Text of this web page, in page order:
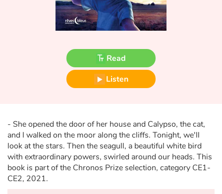
Princesses and princes, kings, queens and dragons
Ogres, monsters and witches
Heroines and Heroes
Ecology, nature, seasons
Travel, epic, investigation, adventure
Around the world
Learning
Read
Listen
- She opened the door of her house and Calypso, the cat,
and I walked on the moor along the cliffs. Tonight, we'll
look at the stars. Then the seagull, a beautiful white bird
with extraordinary powers, swirled around our heads. This
book is part of the Chronos Prize selection, category CE1-
CE2, 2021.